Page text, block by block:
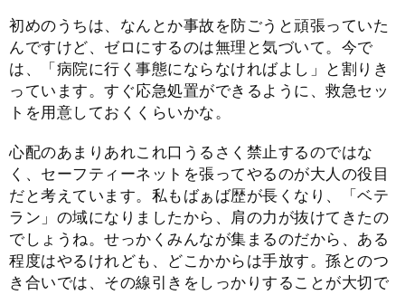
初めのうちは、なんとか事故を防ごうと頑張っていた
んですけど、ゼロにするのは無理と気づいて。今で
は、「病院に行く事態にならなければよし」と割りき
っています。すぐ応急処置ができるように、救急セッ
トを用意しておくくらいかな。
心配のあまりあれこれ口うるさく禁止するのではな
く、セーフティーネットを張ってやるのが大人の役目
だと考えています。私もばぁば歴が長くなり、「ベテ
ラン」の域になりましたから、肩の力が抜けてきたの
でしょうね。せっかくみんなが集まるのだから、ある
程度はやるけれども、どこかからは手放す。孫とのつ
き合いでは、その線引きをしっかりすることが大切で